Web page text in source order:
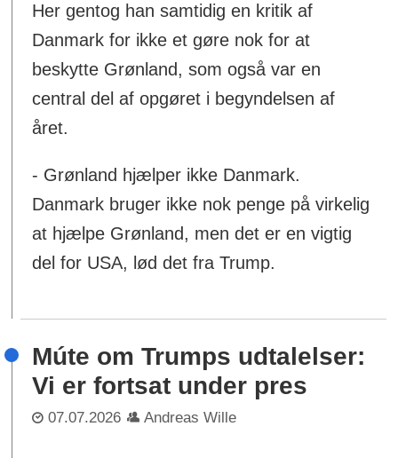
Her gentog han samtidig en kritik af
Danmark for ikke et gøre nok for at
beskytte Grønland, som også var en
central del af opgøret i begyndelsen af
året.
- Grønland hjælper ikke Danmark.
Danmark bruger ikke nok penge på virkelig
at hjælpe Grønland, men det er en vigtig
del for USA, lød det fra Trump.
Múte om Trumps udtalelser:
Vi er fortsat under pres
07.07.2026 Andreas Wille